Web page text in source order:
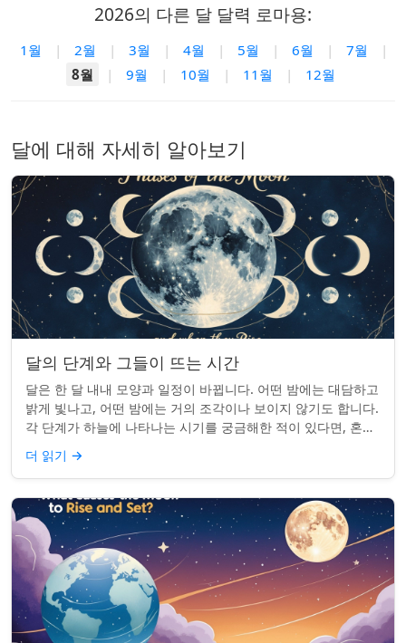
2026의 다른 달 달력 로마용:
1월 | 2월 | 3월 | 4월 | 5월 | 6월 | 7월
|
8월
| 9월 | 10월 | 11월 | 12월
달에 대해 자세히 알아보기
달의 단계와 그들이 뜨는 시간
달은 한 달 내내 모양과 일정이 바뀝니다. 어떤 밤에는 대담하고
밝게 빛나고, 어떤 밤에는 거의 조각이나 보이지 않기도 합니다.
각 단계가 하늘에 나타나는 시기를 궁금해한 적이 있다면, 혼자
가 아닙니다. 사실 그 타...
더 읽기 →